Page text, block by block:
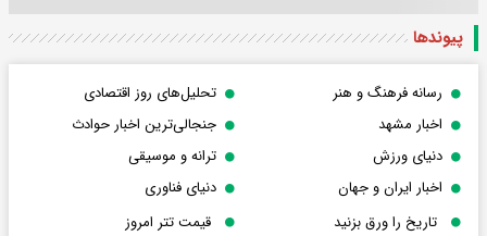
پیوندها
رسانه فرهنگ و هنر
تحلیل‌های روز اقتصادی
اخبار مشهد
جنجالی‌ترین اخبار حوادث
دنیای ورزش
ترانه و موسیقی
اخبار ایران و جهان
دنیای فناوری
تاریخ را ورق بزنید
قیمت تتر امروز